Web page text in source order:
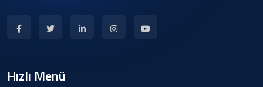
Hızlı Menü